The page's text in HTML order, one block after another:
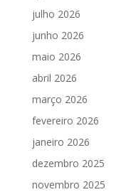
julho 2026
junho 2026
maio 2026
abril 2026
março 2026
fevereiro 2026
janeiro 2026
dezembro 2025
novembro 2025